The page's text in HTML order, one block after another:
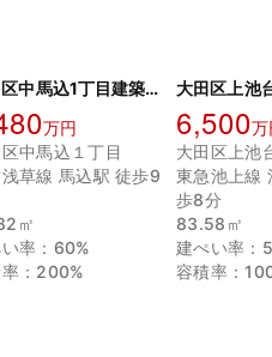
大田区中馬込1丁目建築条件付土地
万円
中馬込１丁目
草線 馬込駅 徒歩9
㎡
率：60%
：200%
大田区上池
6,500万
大田区上池
東急池上線
歩8分
83.58㎡
建ぺい率：
容積率：